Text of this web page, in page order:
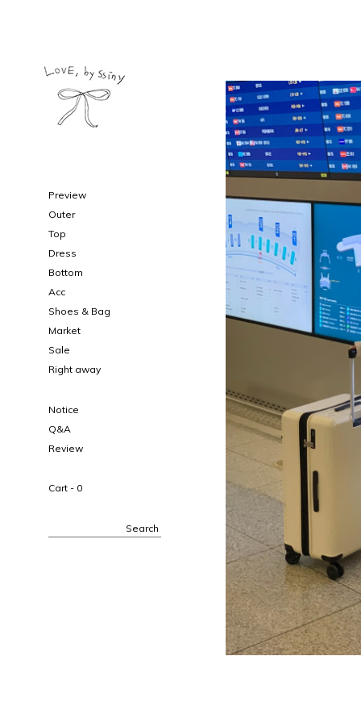
Preview
Outer
Top
Dress
Bottom
Acc
Shoes & Bag
Market
Sale
Right away
Notice
Q&A
Review
Cart - 0
Search